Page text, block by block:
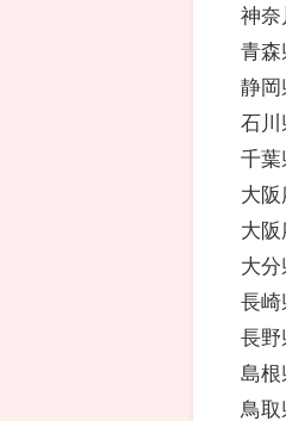
神奈
青森
静岡
石川
千
大阪
大阪
大分
長崎
長野
島
鳥